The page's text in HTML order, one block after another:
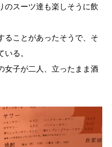
のスーツ達も楽しそうに飲
ることがあったそうで、そ
る。
女子が二人、立ったまま酒